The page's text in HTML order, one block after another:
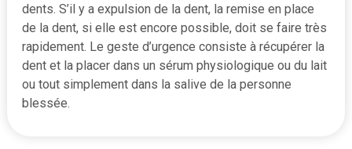
dents. S’il y a expulsion de la dent, la remise en place
de la dent, si elle est encore possible, doit se faire très
rapidement. Le geste d’urgence consiste à récupérer la
dent et la placer dans un sérum physiologique ou du lait
ou tout simplement dans la salive de la personne
blessée.